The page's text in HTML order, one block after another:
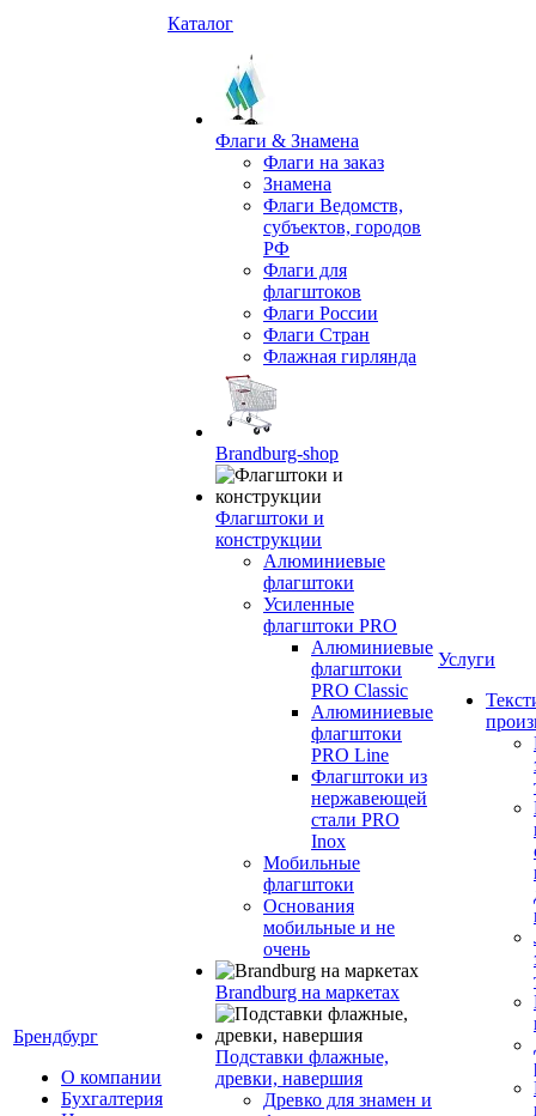
Брендбург
О компании
Бухгалтерия
Каталог
Флаги & Знамена
Флаги на заказ
Знамена
Флаги Ведомств,
субъектов, городов
РФ
Флаги для
флагштоков
Флаги России
Флаги Стран
Флажная гирлянда
Brandburg-shop
Флагштоки и
конструкции
Алюминиевые
флагштоки
Усиленные
флагштоки PRO
Алюминиевые
флагштоки
PRO Classic
Алюминиевые
флагштоки
PRO Line
Флагштоки из
нержавеющей
стали PRO
Inox
Мобильные
флагштоки
Основания
мобильные и не
очень
Brandburg на маркетах
Подставки флажные,
древки, навершия
Древко для знамен и
Услуги